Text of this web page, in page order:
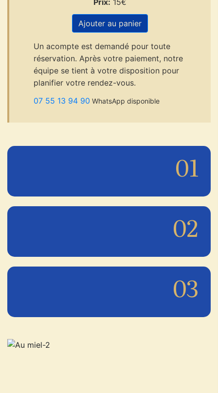
Ajouter au panier
Un acompte est demandé pour toute
réservation. Après votre paiement, notre
équipe se tient à votre disposition pour
planifier votre rendez-vous.
07 55 13 94 90 WhatsApp disponible
01
02
03